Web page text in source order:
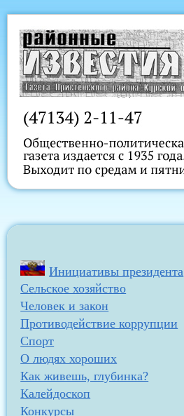
Инициативы президента
Сельское хозяйство
Человек и закон
Противодействие коррупции
Спорт
О людях хороших
Как живешь, глубинка?
Калейдоскоп
Конкурсы